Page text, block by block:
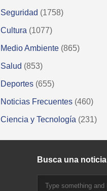
Seguridad (1758)
Cultura (1077)
Medio Ambiente (865)
Salud (853)
Deportes (655)
Noticias Frecuentes (460)
Ciencia y Tecnología (231)
Busca una noticia